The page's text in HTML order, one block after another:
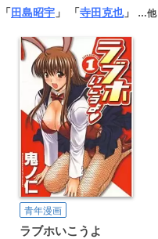
「田島昭宇 」 「寺田克也」 …他
青年漫画
ラブホいこうよ